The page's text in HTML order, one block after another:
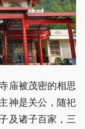
庙被茂密的相思
神是关公，随祀
及诸子百家，三